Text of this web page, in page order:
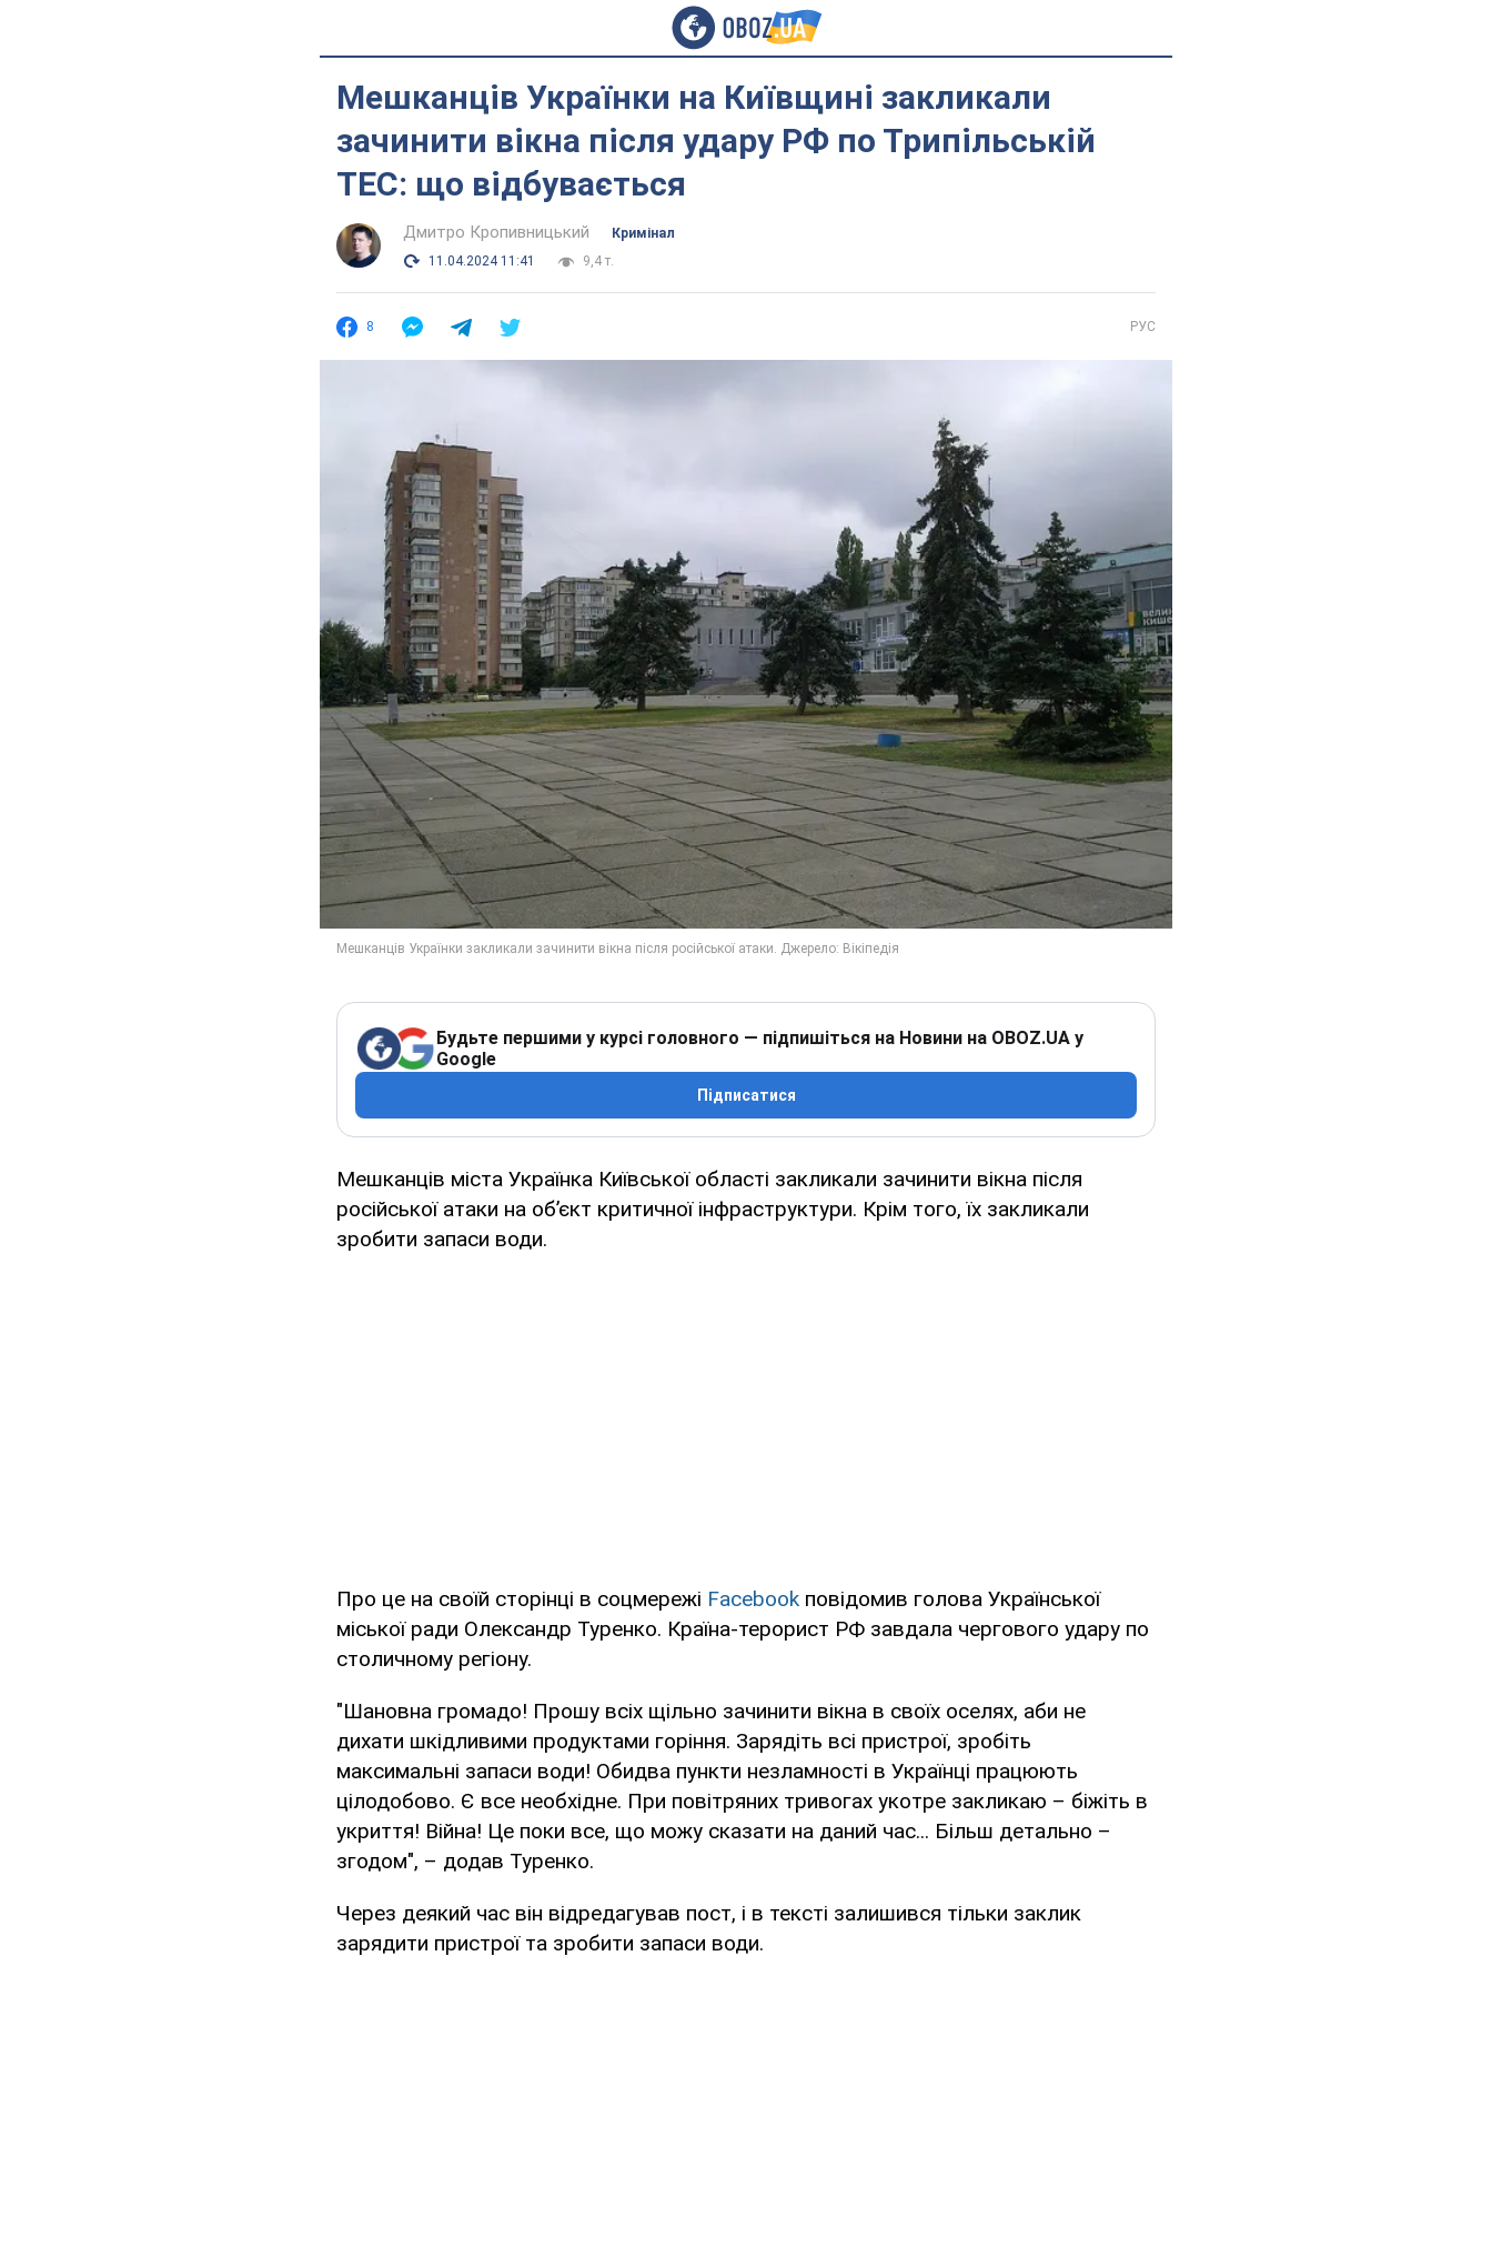
Мешканців Українки на Київщині закликали
зачинити вікна після удару РФ по Трипільській
ТЕС: що відбувається
Дмитро Кропивницький
Кримінал
11.04.2024 11:41
9,4 т.
8 РУС
Будьте першими у курсі головного — підпишіться на Новини на OBOZ.UA у
Google
Підписатися
Мешканців міста Українка Київської області закликали зачинити вікна після
російської атаки на об’єкт критичної інфраструктури. Крім того, їх закликали
зробити запаси води.
Про це на своїй сторінці в соцмережі Facebook повідомив голова Української
міської ради Олександр Туренко. Країна-терорист РФ завдала чергового удару по
столичному регіону.
"Шановна громадо! Прошу всіх щільно зачинити вікна в своїх оселях, аби не
дихати шкідливими продуктами горіння. Зарядіть всі пристрої, зробіть
максимальні запаси води! Обидва пункти незламності в Українці працюють
цілодобово. Є все необхідне. При повітряних тривогах укотре закликаю – біжіть в
укриття! Війна! Це поки все, що можу сказати на даний час... Більш детально –
згодом", – додав Туренко.
Через деякий час він відредагував пост, і в тексті залишився тільки заклик
зарядити пристрої та зробити запаси води.